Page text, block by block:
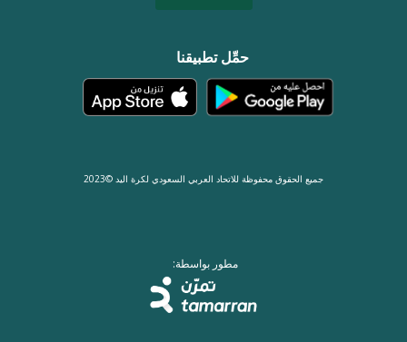
حمِّل تطبيقنا
جميع الحقوق محفوظة للاتحاد العربي السعودي لكرة اليد ©2023
مطور بواسطة: